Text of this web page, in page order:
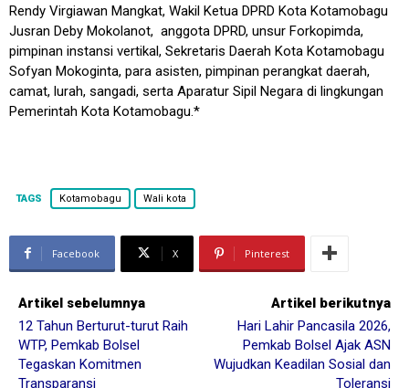
Rendy Virgiawan Mangkat, Wakil Ketua DPRD Kota Kotamobagu
Jusran Deby Mokolanot, anggota DPRD, unsur Forkopimda,
pimpinan instansi vertikal, Sekretaris Daerah Kota Kotamobagu
Sofyan Mokoginta, para asisten, pimpinan perangkat daerah,
camat, lurah, sangadi, serta Aparatur Sipil Negara di lingkungan
Pemerintah Kota Kotamobagu.*
TAGS Kotamobagu Wali kota
Facebook X Pinterest
Artikel sebelumnya
12 Tahun Berturut-turut Raih
WTP, Pemkab Bolsel
Tegaskan Komitmen
Transparansi
Artikel berikutnya
Hari Lahir Pancasila 2026,
Pemkab Bolsel Ajak ASN
Wujudkan Keadilan Sosial dan
Toleransi